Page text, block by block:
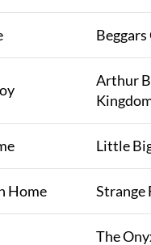
Beggars
Arthur
Little
Home Strange
The